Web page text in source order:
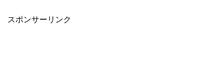
スポンサーリンク